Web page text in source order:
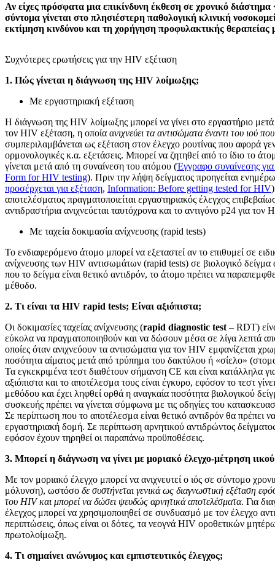
Αν είχες πρόσφατα μια επικίνδυνη έκθεση σε χρονικό
σύντομα γίνεται στο πλησιέστερη παθολογική κλινική
εκτίμηση κινδύνου και τη χορήγηση προφυλακτικής
Συχνότερες ερωτήσεις για την HIV εξέταση
1. Πώς γίνεται η διάγνωση της HIV λοίμωξης;
Με εργαστηριακή εξέταση
Η διάγνωση της HIV λοίμωξης μπορεί να γίνει στο εργαστήριο
τον HIV εξέταση, η οποία ανιχνεύει τα αντισώματα έναντι του ιού
συμπεριλαμβάνεται ως εξέταση στον έλεγχο ρουτίνας που αφορά
ορμονολογικές κ.α. εξετάσεις. Μπορεί να ζητηθεί από το ίδιο το
γίνεται μετά από τη συναίνεση του ατόμου (Έγγραφο συναίνεσης
Form for HIV testing). Πριν την λήψη δείγματος προηγείται
προσέρχεται για εξέταση, Information: Before getting tested for HIV
αποτελέσματος πραγματοποιείται εργαστηριακός έλεγχος
αντιδραστήρια ανιχνεύεται ταυτόχρονα και το αντιγόνο p24 για τον
Με ταχεία δοκιμασία ανίχνευσης (rapid tests)
Το ενδιαφερόμενο άτομο μπορεί να εξεταστεί αν το επιθυμεί σε
ανίχνευσης των HIV αντισωμάτων (rapid tests) σε βιολογικό δείγμα
που το δείγμα είναι θετικό αντιδρόν, το άτομο πρέπει να
μέθοδο.
2. Τι είναι τα HIV rapid tests; Είναι αξιόπιστα;
Οι δοκιμασίες ταχείας ανίχνευσης (rapid diagnostic test – RDT)
εύκολα να πραγματοποιηθούν και να δώσουν μέσα σε λίγα λεπτά
οποίες όταν ανιχνεύουν τα αντισώματα για τον HIV εμφανίζεται
ποσότητα αίματος μετά από τρύπημα του δακτύλου ή «σίελο»
Τα εγκεκριμένα τεστ διαθέτουν σήμανση CE και είναι κατάλληλα
αξιόπιστα και το αποτέλεσμα τους είναι έγκυρο, εφόσον το τεστ
μεθόδου και έχει ληφθεί ορθά η αναγκαία ποσότητα βιολογικού
συσκευής πρέπει να γίνεται σύμφωνα με τις οδηγίες του
Σε περίπτωση που το αποτέλεσμα είναι θετικό αντιδρόν θα πρέπει
εργαστηριακή δομή. Σε περίπτωση αρνητικού αντιδρώντος
εφόσον έχουν τηρηθεί οι παραπάνω προϋποθέσεις.
3. Μπορεί η διάγνωση να γίνει με μοριακό έλεγχο-μέτρηση
Με τον μοριακό έλεγχο μπορεί να ανιχνευτεί ο ιός σε σύντομο
μόλυνση), ωστόσο δε συστήνεται γενικά ως διαγνωστική εξέταση
του HIV και μπορεί να δώσει ψευδώς αρνητικά αποτελέσματα. Για
έλεγχος μπορεί να χρησιμοποιηθεί σε συνδυασμό με τον έλεγχο
περιπτώσεις, όπως είναι οι δότες, τα νεογνά HIV οροθετικών
πρωτολοίμωξη.
4. Τι σημαίνει ανώνυμος και εμπιστευτικός έλεγχος;